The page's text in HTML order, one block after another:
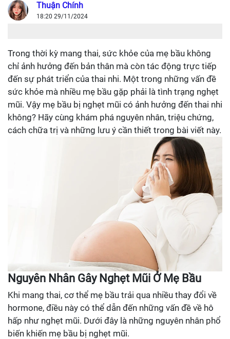
Thuận Chính
18:20 29/11/2024
Trong thời kỳ mang thai, sức khỏe của mẹ bầu không
chỉ ảnh hưởng đến bản thân mà còn tác động trực tiếp
đến sự phát triển của thai nhi. Một trong những vấn đề
sức khỏe mà nhiều mẹ bầu gặp phải là tình trạng nghẹt
mũi. Vậy mẹ bầu bị nghẹt mũi có ảnh hưởng đến thai nhi
không? Hãy cùng khám phá nguyên nhân, triệu chứng,
cách chữa trị và những lưu ý cần thiết trong bài viết này.
Nguyên Nhân Gây Nghẹt Mũi Ở Mẹ Bầu
Khi mang thai, cơ thể mẹ bầu trải qua nhiều thay đổi về
hormone, điều này có thể dẫn đến những vấn đề về hô
hấp như nghẹt mũi. Dưới đây là những nguyên nhân phổ
biến khiến mẹ bầu bị nghẹt mũi.